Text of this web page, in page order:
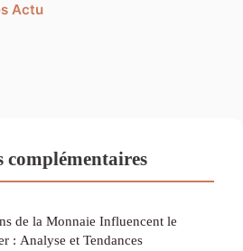
Actu
de la Monnaie Influencent le
: Analyse et Tendances